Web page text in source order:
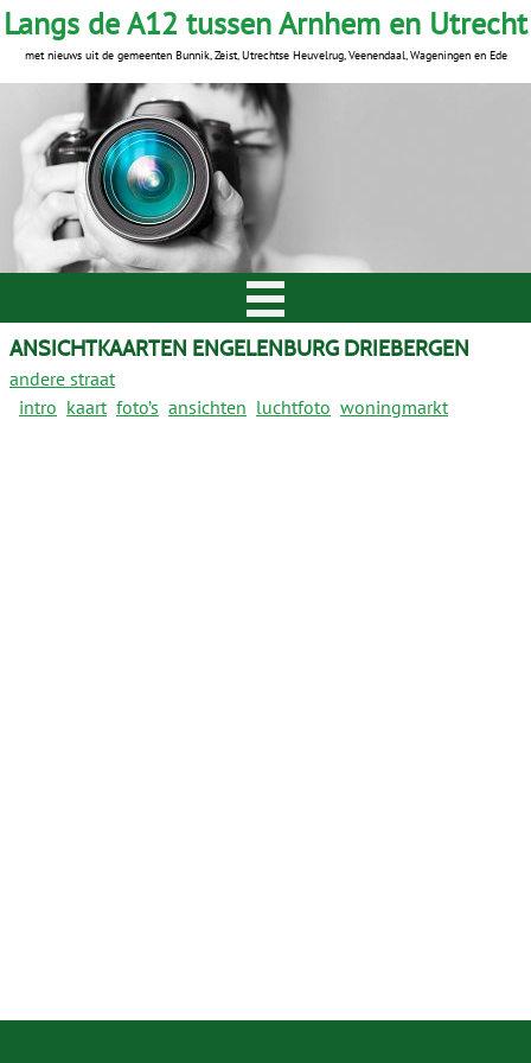
ANSICHTKAARTEN ENGELENBURG DRIEBERGEN
andere straat
intro kaart foto’s ansichten luchtfoto woningmarkt
Langs de A12 tussen Arnhem en Utrecht
met nieuws uit de gemeenten Bunnik, Zeist, Utrechtse Heuvelrug, Veenendaal, Wageningen en Ede